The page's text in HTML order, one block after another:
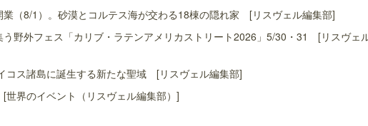
（8/1）。砂漠とコルテス海が交わる18棟の隠れ家 [リスヴェル編集部]
野外フェス「カリブ・ラテンアメリカストリート2026」5/30・31 [リスヴェ
コス諸島に誕生する新たな聖域 [リスヴェル編集部]
界のイベント（リスヴェル編集部）]